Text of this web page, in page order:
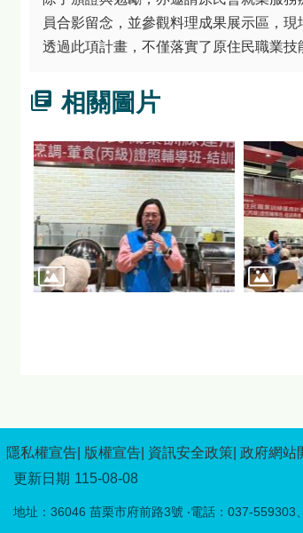
員合影留念，並參觀料理成果展示區，現
透過此項計畫，不僅落實了原住民職業
相關圖片
隱私權宣告 版權宣告 資訊安全政策 政府網站
更新日期 115-08-08
地址：36046 苗栗市府前路3號 ‧電話：037-559303